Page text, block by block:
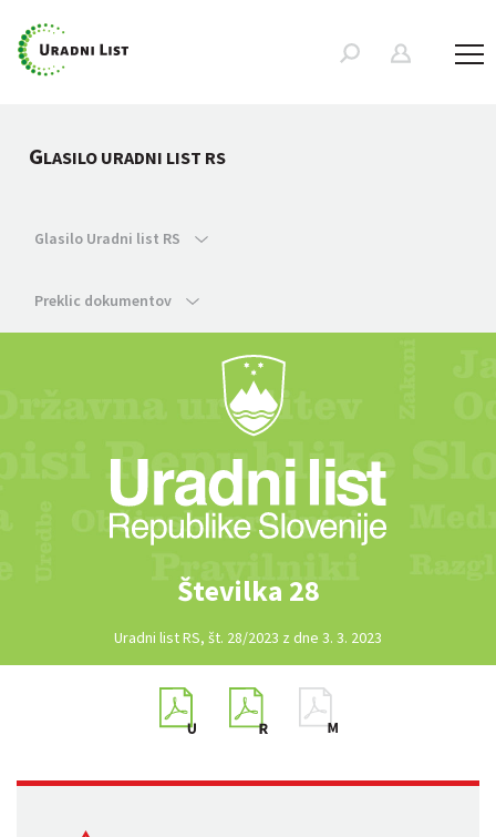
GLASILO URADNI LIST RS
Glasilo Uradni list RS
Preklic dokumentov
Številka 28
Uradni list RS, št. 28/2023 z dne 3. 3. 2023